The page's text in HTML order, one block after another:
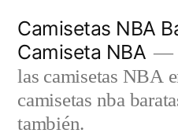
contenido
Camisetas NBA
Camiseta NBA
las camisetas NBA
camisetas nba
también.